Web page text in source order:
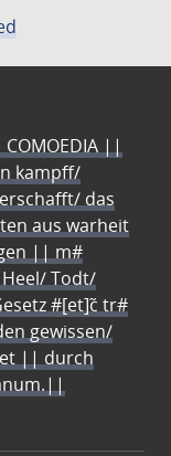
||
kampff/
das
aus warheit
|| m#
Todt/
#[et]c̃ tr#
gewissen/
|| durch